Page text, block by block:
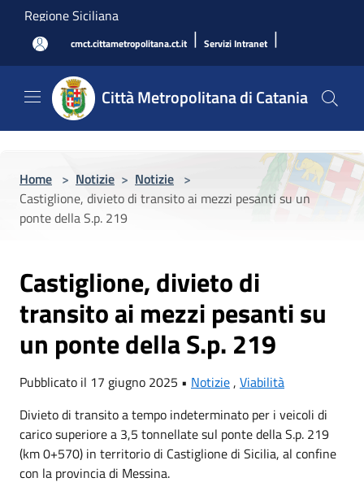
Salta al contenuto principale
Regione Siciliana
cmct.cittametropolitana.ct.it | Servizi Intranet |
Città Metropolitana di Catania
Home > Notizie > Notizie >
Castiglione, divieto di transito ai mezzi pesanti su un
ponte della S.p. 219
Castiglione, divieto di
transito ai mezzi pesanti su
un ponte della S.p. 219
Pubblicato il 17 giugno 2025 • Notizie, Viabilità
Divieto di transito a tempo indeterminato per i veicoli di
carico superiore a 3,5 tonnellate sul ponte della S.p. 219
(km 0+570) in territorio di Castiglione di Sicilia, al confine
con la provincia di Messina.